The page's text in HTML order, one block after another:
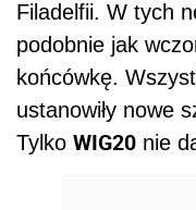
Filadelfii. W tych
podobnie jak
końcówkę.
ustanowiły nowe
Tylko WIG20 nie